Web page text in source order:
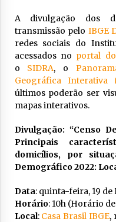
A divulgação dos
transmissão pelo IBGE
redes sociais do
acessados no portal
o SIDRA, o
Geográfica Interativa
últimos poderão ser
mapas interativos.
Divulgação: “Censo
Principais
domicílios, por
Demográfico 2022:
Data: quinta-feira, 19 de
Horário: 10h (Horário
Local: Casa Brasil IBGE,